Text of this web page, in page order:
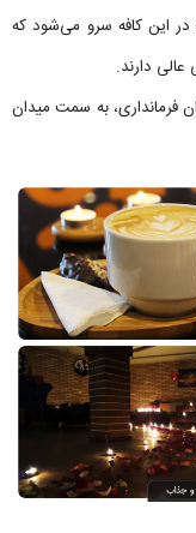
در این کافه سرو می‌شود که
دارند.
فرمانداری، به سمت میدان